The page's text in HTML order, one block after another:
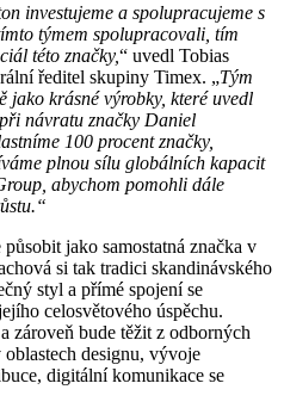
investujeme a spolupracujeme s
týmem spolupracovali, tím
této značky,“ uvedl Tobias
ředitel skupiny Timex. „Tým
jako krásné výrobky, které uvedl
návratu značky Daniel
100 procent značky,
plnou sílu globálních kapacit
abychom pomohli dále
jako samostatná značka v
si tak tradici skandinávského
styl a přímé spojení se
celosvětového úspěchu.
zároveň bude těžit z odborných
designu, vývoje
digitální komunikace se